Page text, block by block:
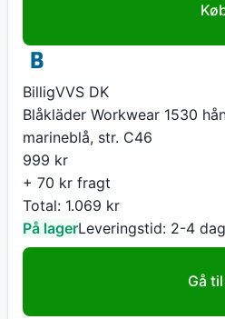
BilligVVS DK
Blåkläder Workwear 1530
marineblå, str. C46
999 kr
+ 70 kr fragt
Total: 1.069 kr
På lagerLeveringstid: 2-4
Gå